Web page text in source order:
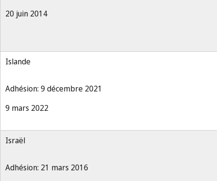
20 juin 2014
Islande
Adhésion: 9 décembre 2021
9 mars 2022
Israël
Adhésion: 21 mars 2016